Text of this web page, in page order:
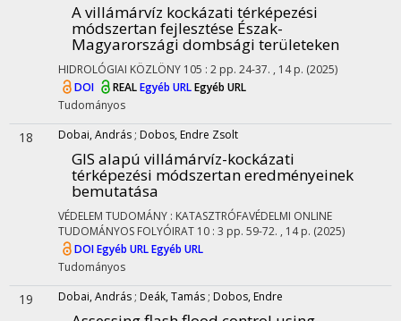
A villámárvíz kockázati térképezési
módszertan fejlesztése Észak-
Magyarországi dombsági területeken
HIDROLÓGIAI KÖZLÖNY 105 : 2 pp. 24-37. , 14 p. (2025)
DOI
REALEgyéb URLEgyéb URL
Tudományos
18 Dobai, András ; Dobos, Endre Zsolt
GIS alapú villámárvíz-kockázati
térképezési módszertan eredményeinek
bemutatása
VÉDELEM TUDOMÁNY : KATASZTRÓFAVÉDELMI ONLINE
TUDOMÁNYOS FOLYÓIRAT 10 : 3 pp. 59-72. , 14 p. (2025)
DOIEgyéb URLEgyéb URL
Tudományos
19 Dobai, András ; Deák, Tamás ; Dobos, Endre